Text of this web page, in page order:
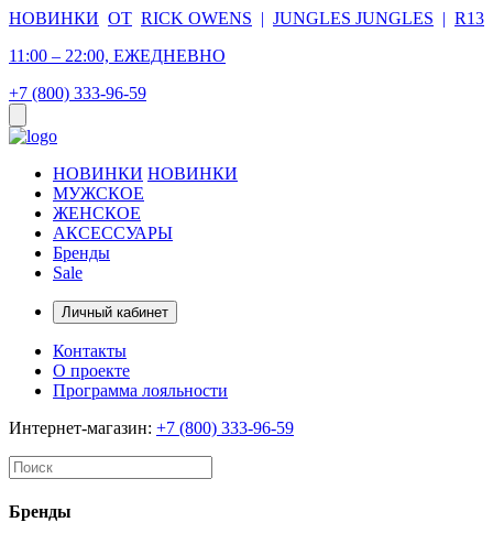
НОВИНКИ ОТ RICK OWENS | JUNGLES JUNGLES | R13
11:00 – 22:00, ЕЖЕДНЕВНО
+7 (800) 333-96-59
НОВИНКИ НОВИНКИ
МУЖСКОЕ
ЖЕНСКОЕ
АКСЕССУАРЫ
Бренды
Sale
Личный кабинет
Контакты
О проекте
Программа лояльности
Интернет-магазин: +7 (800) 333-96-59
Бренды